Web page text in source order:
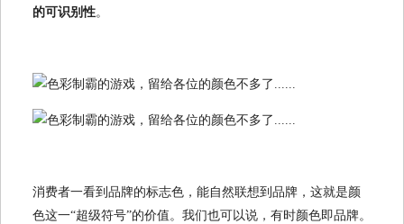
的可识别性。
消费者一看到品牌的标志色，能自然联想到品牌，这就是颜
色这一“超级符号”的价值。我们也可以说，有时颜色即品牌。